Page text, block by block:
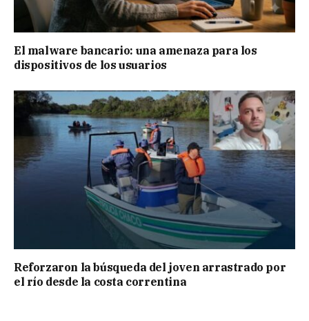
El malware bancario: una amenaza para los
dispositivos de los usuarios
Reforzaron la búsqueda del joven arrastrado por
el río desde la costa correntina